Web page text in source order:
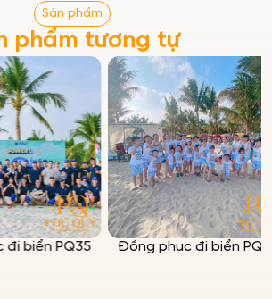
Sản phẩm
phẩm tương tự
PQ35 Đồng phục đi biển PQ24